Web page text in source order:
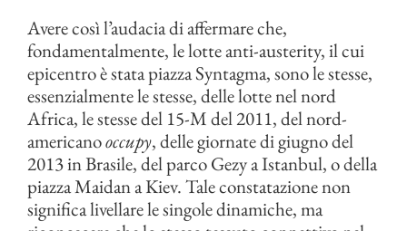
Avere così l’audacia di affermare che,
fondamentalmente, le lotte anti-austerity, il cui
epicentro è stata piazza Syntagma, sono le stesse,
essenzialmente le stesse, delle lotte nel nord
Africa, le stesse del 15-M del 2011, del nord-
americanooccupy, delle giornate di giugno del
2013 in Brasile, del parco Gezy a Istanbul, o della
piazza Maidan a Kiev. Tale constatazione non
significa livellare le singole dinamiche, ma